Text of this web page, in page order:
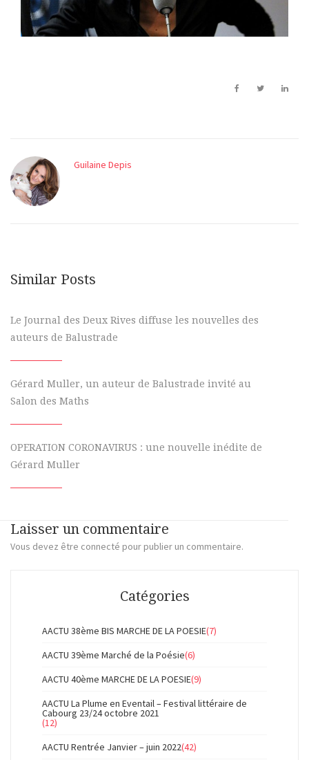
Guilaine Depis
Similar Posts
Le Journal des Deux Rives diffuse les nouvelles des
auteurs de Balustrade
Gérard Muller, un auteur de Balustrade invité au
Salon des Maths
OPERATION CORONAVIRUS : une nouvelle inédite de
Gérard Muller
Laisser un commentaire
Vous devez être connecté pour publier un commentaire.
Catégories
AACTU 38ème BIS MARCHE DE LA POESIE(7)
AACTU 39ème Marché de la Poésie(6)
AACTU 40ème MARCHE DE LA POESIE(9)
AACTU La Plume en Eventail – Festival littéraire de
Cabourg 23/24 octobre 2021
(12)
AACTU Rentrée Janvier – juin 2022(42)